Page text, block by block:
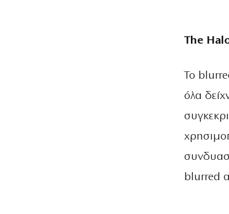
The
Το
όλα
blurred